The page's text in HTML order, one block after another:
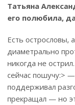
Татьяна
его полюбила,
Есть
диаметрально
никогда не
сейчас пошучу:>
поддерживал
прекращал — но